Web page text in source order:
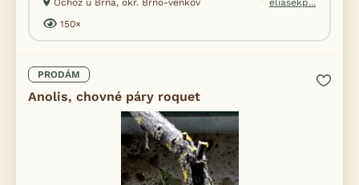
Ochoz u Brna, okr. Brno-venkov
eliasekp...
150×
PRODÁM
Anolis, chovné páry roquet